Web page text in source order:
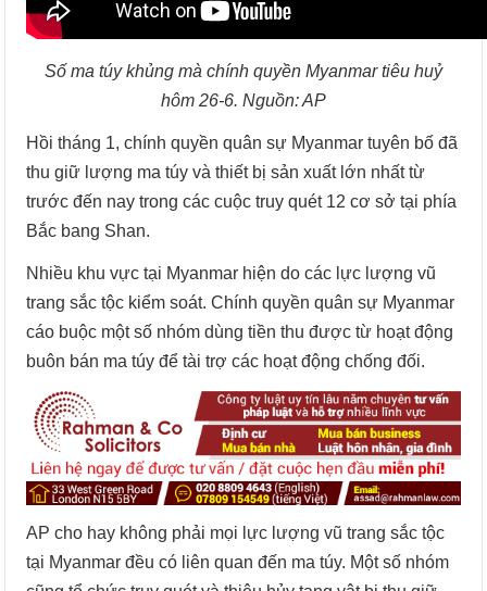
Số ma túy khủng mà chính quyền Myanmar tiêu huỷ
hôm 26-6. Nguồn: AP
Hồi tháng 1, chính quyền quân sự Myanmar tuyên bố đã
thu giữ lượng ma túy và thiết bị sản xuất lớn nhất từ
trước đến nay trong các cuộc truy quét 12 cơ sở tại phía
Bắc bang Shan.
Nhiều khu vực tại Myanmar hiện do các lực lượng vũ
trang sắc tộc kiểm soát. Chính quyền quân sự Myanmar
cáo buộc một số nhóm dùng tiền thu được từ hoạt động
buôn bán ma túy để tài trợ các hoạt động chống đối.
AP cho hay không phải mọi lực lượng vũ trang sắc tộc
tại Myanmar đều có liên quan đến ma túy. Một số nhóm